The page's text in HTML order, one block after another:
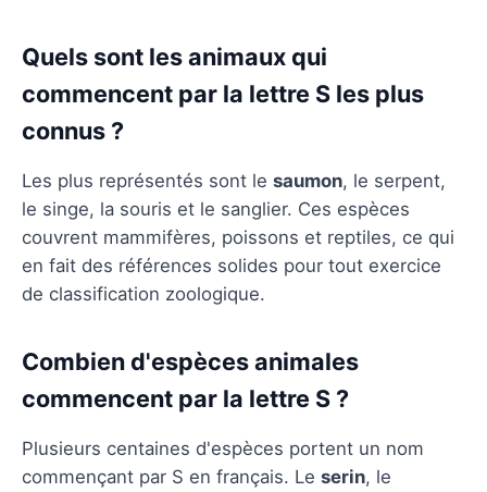
Quels sont les animaux qui
commencent par la lettre S les plus
connus ?
Les plus représentés sont le saumon, le serpent,
le singe, la souris et le sanglier. Ces espèces
couvrent mammifères, poissons et reptiles, ce qui
en fait des références solides pour tout exercice
de classification zoologique.
Combien d'espèces animales
commencent par la lettre S ?
Plusieurs centaines d'espèces portent un nom
commençant par S en français. Le serin, le